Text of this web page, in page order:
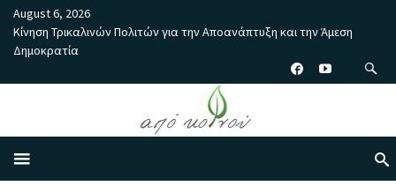
August 6, 2026
Κίνηση Τρικαλινών Πολιτών για την Αποανάπτυξη και την Άμεση
Δημοκρατία